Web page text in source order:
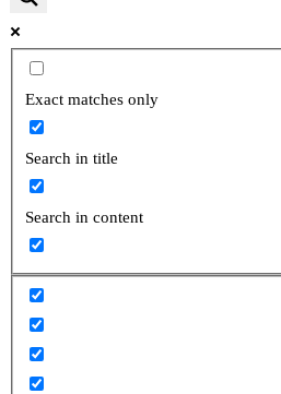
search
Exact matches only
Search in title
Search in content